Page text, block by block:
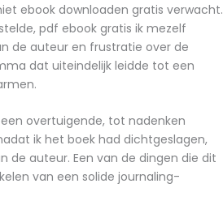
ebook downloaden gratis verwacht.
pdf ebook gratis ik mezelf
de auteur en frustratie over de
dat uiteindelijk leidde tot een
overtuigende, tot nadenken
ik het boek had dichtgeslagen,
de auteur. Een van de dingen die dit
van een solide journaling-